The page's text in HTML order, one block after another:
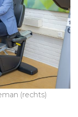
(rechts)